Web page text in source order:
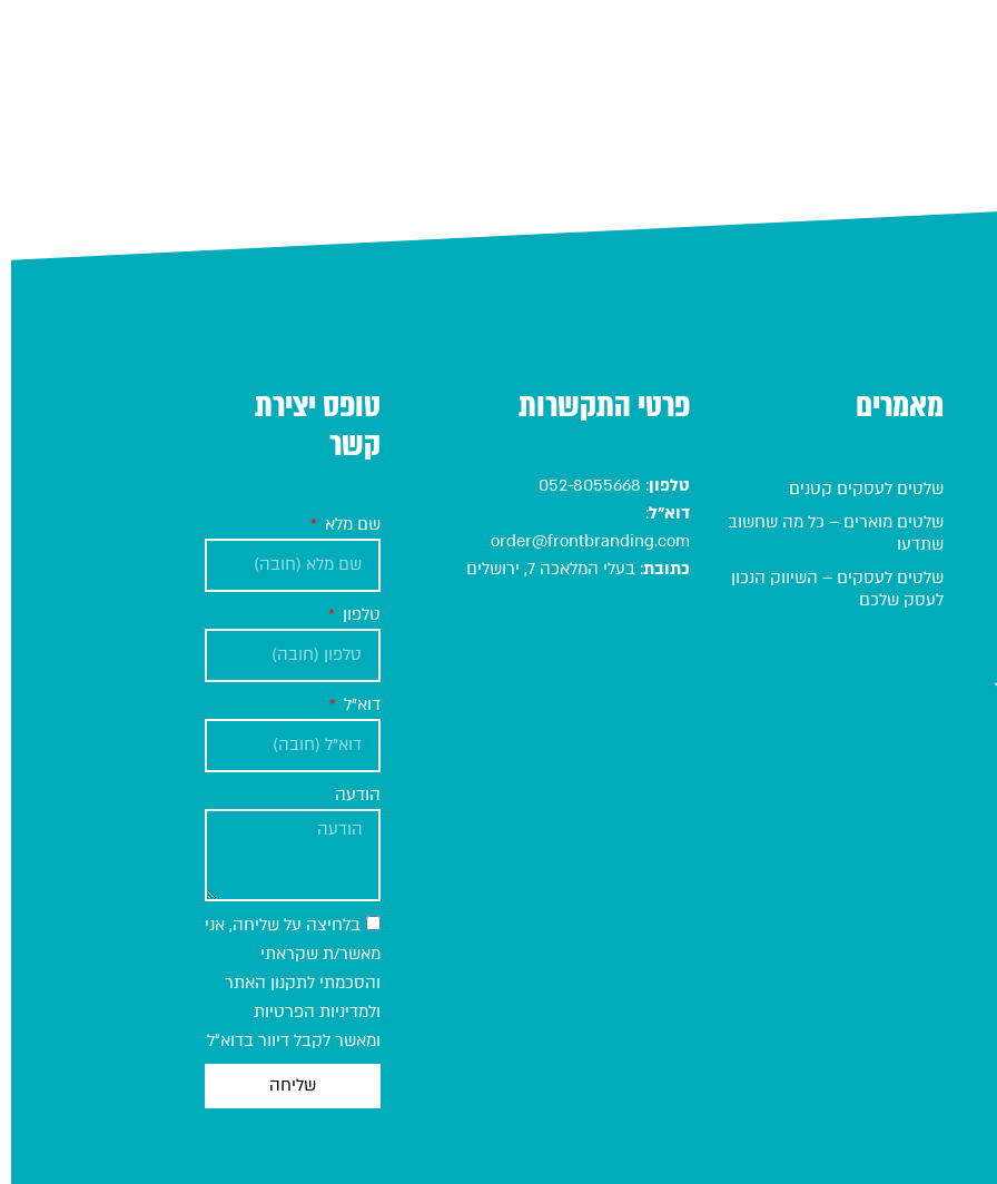
מאמרים
שלטים לעסקים קטנים
שלטים מוארים – כל מה שחשוב
שתדעו
שלטים לעסקים – השיווק הנכון
לעסק שלכם
פרטי התקשרות
טלפון:
052-8055668
דוא"ל:
order@frontbranding.com
כתובת: בעלי המלאכה 7, ירושלים
טופס יצירת
קשר
שם מלא
טלפון
דוא"ל
הודעה
בלחיצה על שליחה, אני
מאשר/ת שקראתי
והסכמתי לתקנון האתר
ולמדיניות הפרטיות
ומאשר לקבל דיוור בדוא״ל
שליחה